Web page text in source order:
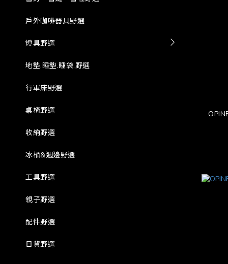
戶外咖啡器具野選
燈具野選
地墊.睡墊.睡袋.野選
行軍床野選
桌椅野選
收納野選
冰桶&週邊野選
工具野選
親子野選
配件野選
日貨野選